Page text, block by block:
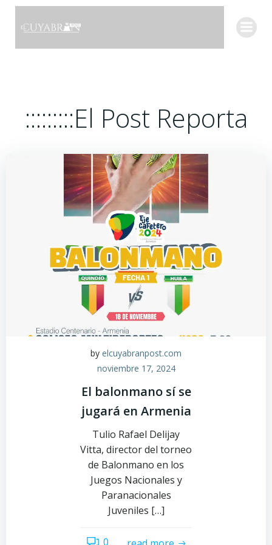
Saltar
:::::::::El Post Reporta
by elcuyabranpost.com
noviembre 17, 2024
El balonmano sí se
jugará en Armenia
Tulio Rafael Delijay
Vitta, director del torneo
de Balonmano en los
Juegos Nacionales y
Paranacionales
Juveniles […]
0